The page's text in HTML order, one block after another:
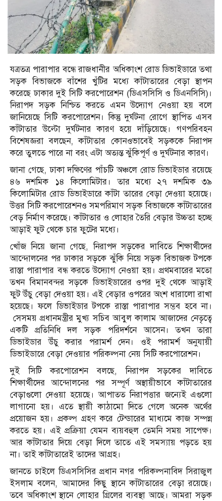
যত্রতত্র পারাপার বন্ধে রাজধানীর অধিকাংশ রোড ডিভাইডারে তথা
সড়ক বিভাজকে বাঁশের খুঁটির মধ্যে কাঁটাতারের বেড়া স্থাপন
করেছে ঢাকার দুই সিটি করপোরেশন (ডিএসসিসি ও ডিএনসিসি)।
নিরাপদ সড়ক নিশ্চিত করতে এমন উদ্যোগ নেওয়া হয় বলে
জানিয়েছে সিটি করপোরেশন। কিন্তু দুর্ঘটনা রোগে স্থাপিত এসব
কাঁটাতার উল্টো দুর্ঘটনার কারণ হয়ে দাঁড়িয়েছে। গণপরিবহন
বিশেষজ্ঞরা বলছেন, কাঁটাতার কোনওভাবেই সড়ককে নিরাপদ
করে তুলতে পারে না বরং এটা অত্যন্ত ঝুঁকিপূর্ণ ও দুর্ঘটনার কারণ।
জানা গেছে, ঢাকা দক্ষিণের পাঁচটি অঞ্চলে রোড ডিভাইডার রয়েছে
৪৬ দশমিক ১৪ কিলোমিটার। তার মধ্যে ২৭ দশমিক ৩৯
কিলোমিটার রোড ডিভাইডারে কাঁটা তারের বেড়া দেওয়া হয়েছে।
উত্তর সিটি করপোরেশনও সমপরিমাণ সড়ক বিভাজকে কাঁটাতারের
বেড় নির্মাণ করেছে। কাঁটাতার ও লোহার তৈরি বেড়ার উচ্চতা হচ্ছে
আড়াই ফুট থেকে চার ফুটের মধ্যে।
খোঁজ নিয়ে জানা গেছে, নিরাপদ সড়কের দাবিতে শিক্ষার্থীদের
আন্দোলনের পর ঢাকার সড়কে ঝুঁকি নিয়ে সড়ক বিভাজক টপকে
রাস্তা পারাপার বন্ধ করতে উদ্যোগ নেওয়া হয়। প্রথমবারের মতো
তখন বিমানবন্দর সড়কে ডিভাইডারের ওপর দুই থেকে আড়াই
ফুট উঁচু বেড়া দেওয়া হয়। এই বেড়ার ওপরের অংশ ধারালো রাখা
হয়েছে। ফলে ডিভাইডার টপকে রাস্তা পারাপার সম্ভব হবে না।
সেসময় প্রধানমন্ত্রীর মুখ্য সচিব আবুল কালাম আজাদের নেতৃত্বে
একটি প্রতিনিধি দল সড়ক পরিদর্শনে আসেন। তখন তারা
ডিভাইডার উঁচু করার পরামর্শ দেন। ওই পরামর্শ অনুযায়ী
ডিভাইডারে বেড়া দেওয়ার পরিকল্পনা নেয় সিটি করপোরেশন।
দুই সিটি করপোরেশন বলছে, নিরাপদ সড়কের দাবিতে
শিক্ষার্থীদের আন্দোলনের পর সম্পূর্ণ অস্থায়ীভাবে কাঁটাতারের
বেড়াগুলো দেওয়া হয়েছে। আপাতত নিরাপত্তার জন্যেই এগুলো
লাগানো হয়। এতে স্থায়ী কাঠামো দিতে গেলে অনেক অর্থের
প্রয়োজন হয়। প্রকল্প গ্রহণ করে টেন্ডারের মাধ্যমে কাজ সম্পন্ন
করতে হয়। এই প্রক্রিয়া যেমন ব্যয়বহুল তেমনি সময় সাপেক্ষ।
আর কাঁটাতার দিয়ে বেড়া দিলে তাতে এই সমস্যায় পড়তে হয়
না। তাই কাঁটাতারেই তাদের আগ্রহ।
জানতে চাইলে ডিএসসিসির প্রধান নগর পরিকল্পনাবিদ সিরাজুল
ইসলাম বলেন, আমাদের কিছু স্থানে কাঁটাতারের বেড়া রয়েছে।
তবে অধিকাংশ স্থানে লোহার গ্রিলের ব্যবস্থা আছে। আমরা সড়ক